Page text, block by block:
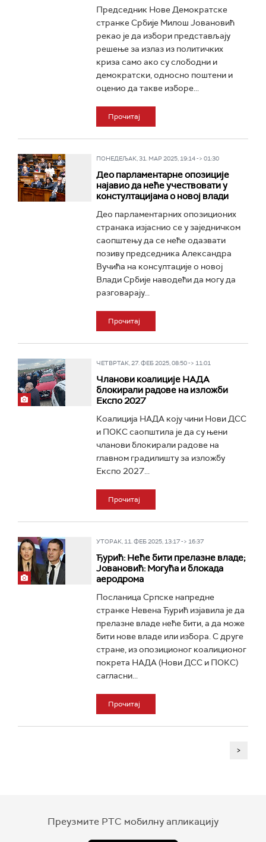
Председник Нове Демократске
странке Србије Милош Јовановић
рекао је да избори представљају
решење за излаз из политичких
криза само ако су слободни и
демократски, односно поштени и
оценио да такве изборе...
Прочитај
ПОНЕДЕЉАК, 31. МАР 2025, 19:14 -> 01:30
Део парламентарне опозиције
најавио да неће учествовати у
констултацијама о новој влади
Део парламентарних опозиционих
странака изјаснио се у заједничком
саопштењу да се неће одазвати
позиву председника Александра
Вучића на консултације о новој
Влади Србије наводећи да могу да
разговарају...
Прочитај
ЧЕТВРТАК, 27. ФЕБ 2025, 08:50 -> 11:01
Чланови коалиције НАДА
блокирали радове на изложби
Експо 2027
Коалиција НАДА коју чини Нови ДСС
и ПОКС саопштила је да су њени
чланови блокирали радове на
главном градилишту за изложбу
Eкспо 2027...
Прочитај
УТОРАК, 11. ФЕБ 2025, 13:17 -> 16:37
Ђурић: Неће бити прелазне владе;
Јовановић: Могућа и блокада
аеродрома
Посланица Српске напредне
странке Невена Ђурић изјавила је да
прелазне владе неће бити, а да може
бити нове владе или избора. С друге
стране, из опозиционог коалиционог
покрета НАДА (Нови ДСС и ПОКС)
сагласни...
Прочитај
>
Преузмите РТС мобилну апликацију